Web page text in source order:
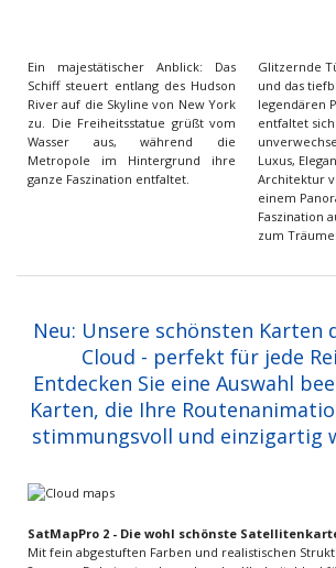
Ein majestätischer Anblick: Das
Schiff steuert entlang des Hudson
River auf die Skyline von New York
zu. Die Freiheitsstatue grüßt vom
Wasser aus, während die
Metropole im Hintergrund ihre
ganze Faszination entfaltet.
Glitzernde
und das
legendären
entfaltet sich
Luxus,
Architektur
einem
Faszination
zum
Neu: Unsere schönsten Karten
Cloud - perfekt für jede
Entdecken Sie eine Auswahl
Karten, die Ihre
stimmungsvoll und einzigartig
SatMapPro 2 - Die wohl schönste
Mit fein abgestuften Farben und realistischen